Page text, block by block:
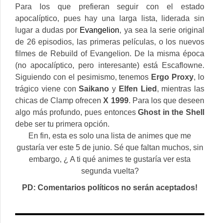
Para los que prefieran seguir con el estado
apocalíptico, pues hay una larga lista, liderada sin
lugar a dudas por Evangelion, ya sea la serie original
de 26 episodios, las primeras películas, o los nuevos
filmes de Rebuild of Evangelion. De la misma época
(no apocalíptico, pero interesante) está Escaflowne.
Siguiendo con el pesimismo, tenemos Ergo Proxy, lo
trágico viene conSaikano y Elfen Lied , mientras las
chicas de Clamp ofrecenX 1999. Para los que deseen
algo más profundo, pues entoncesGhost in the Shell
debe ser tu primera opción.
En fin, esta es solo una lista de animes que me
gustaría ver este 5 de junio. Sé que faltan muchos, sin
embargo, ¿ A ti qué animes te gustaría ver esta
segunda vuelta?
PD: Comentarios políticos no serán aceptados!